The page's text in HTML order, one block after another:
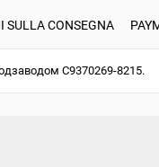
SULLA CONSEGNA
С9370269-8215.